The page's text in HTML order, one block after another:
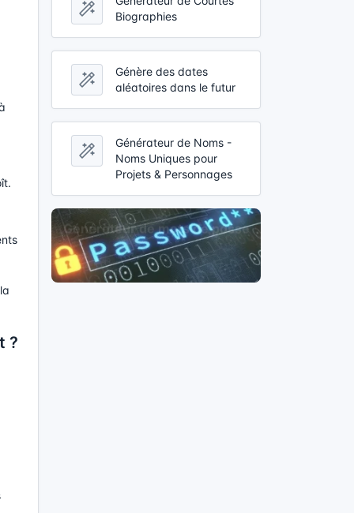
?
Biographies
Génère des dates
aléatoires dans le futur
Générateur de Noms -
Noms Uniques pour
Projets & Personnages